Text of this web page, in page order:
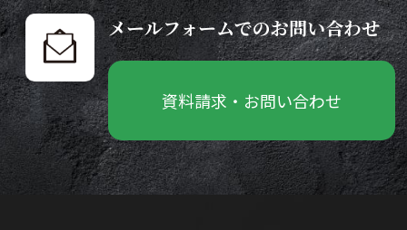
メールフォームでのお問い合わせ
資料請求・お問い合わせ